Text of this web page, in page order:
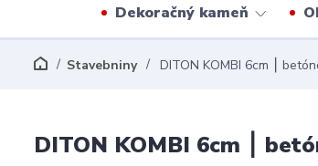
Dekoračný kameň
Stavebniny DITON KOMBI 6cm ⎮
DITON KOMBI 6cm ⎮